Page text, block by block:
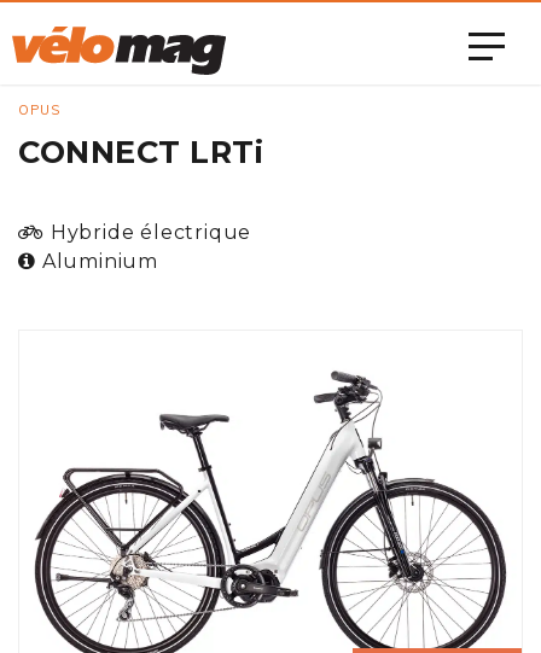
OPUS
CONNECT LRTi
Hybride électrique
Aluminium